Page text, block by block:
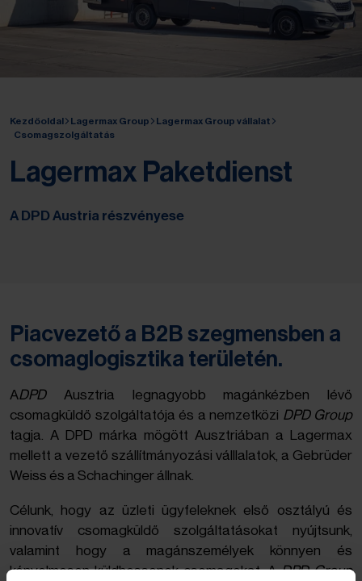
Kezdőoldal Lagermax Group
Lagermax Group vállalat
Csomagszolgáltatás
Lagermax Paketdienst
A DPD Austria részvényese
Piacvezető a B2B szegmensben a
csomaglogisztika területén.
ADPD Ausztria legnagyobb magánkézben lévő
csomagküldő szolgáltatója és a nemzetközi DPD Group
tagja. A DPD márka mögött Ausztriában a Lagermax
mellett a vezető szállítmányozási válllalatok, a Gebrüder
Weiss és a Schachinger állnak.
Célunk, hogy az üzleti ügyfeleknek első osztályú és
innovatív csomagküldő szolgáltatásokat nyújtsunk,
valamint hogy a magánszemélyek könnyen és
kényelmesen küldhessenek csomagokat. ADPD Group